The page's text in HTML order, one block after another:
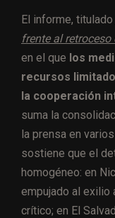
El informe, titulado
frente al
en el que los
recursos
la cooperación
suma la
la prensa en
sostiene que el
homogéneo: en
empujado al exilio
crítico; en El